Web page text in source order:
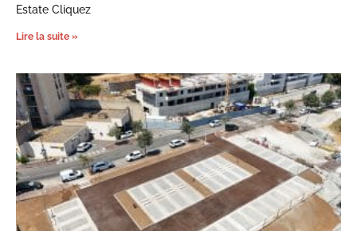
Estate Cliquez
Lire la suite »